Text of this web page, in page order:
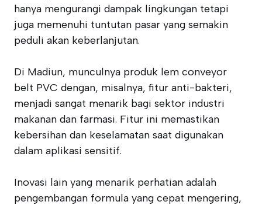
hanya mengurangi dampak lingkungan tetapi
juga memenuhi tuntutan pasar yang semakin
peduli akan keberlanjutan.
Di Madiun, munculnya produk lem conveyor
belt PVC dengan, misalnya, fitur anti-bakteri,
menjadi sangat menarik bagi sektor industri
makanan dan farmasi. Fitur ini memastikan
kebersihan dan keselamatan saat digunakan
dalam aplikasi sensitif.
Inovasi lain yang menarik perhatian adalah
pengembangan formula yang cepat mengering,